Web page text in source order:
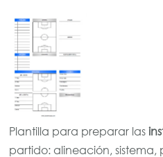
Plantilla para preparar las
partido: alineación,